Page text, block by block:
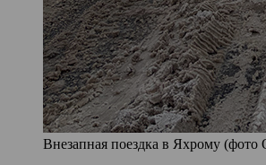
Внезапная поездка в Яхрому (фото